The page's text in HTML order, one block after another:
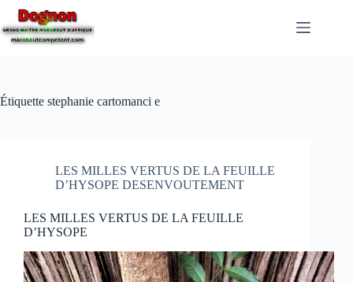
Étiquette stephanie cartomanci e
LES MILLES VERTUS DE LA FEUILLE
D’HYSOPE DESENVOUTEMENT
LES MILLES VERTUS DE LA FEUILLE
D’HYSOPE